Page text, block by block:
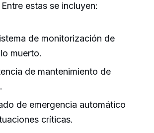
estas se incluyen:
de monitorización de
muerto.
de mantenimiento de
de emergencia automático
críticas.